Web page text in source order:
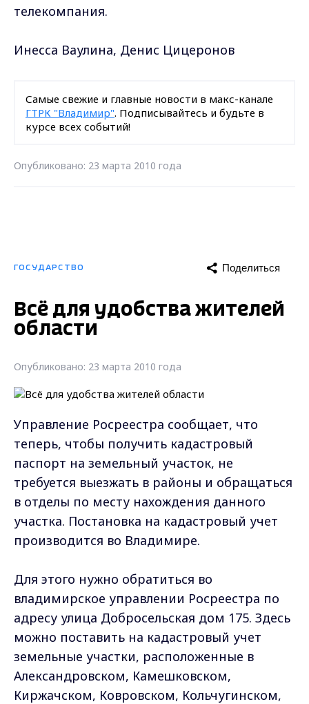
телекомпания.
Инесса Ваулина, Денис Цицеронов
Самые свежие и главные новости в макс-канале
ГТРК "Владимир". Подписывайтесь и будьте в
курсе всех событий!
Опубликовано: 23 марта 2010 года
ГОСУДАРСТВО Поделиться
Всё для удобства жителей
области
Опубликовано: 23 марта 2010 года
Управление Росреестра сообщает, что
теперь, чтобы получить кадастровый
паспорт на земельный участок, не
требуется выезжать в районы и обращаться
в отделы по месту нахождения данного
участка. Постановка на кадастровый учет
производится во Владимире.
Для этого нужно обратиться во
владимирское управлении Росреестра по
адресу улица Добросельская дом 175. Здесь
можно поставить на кадастровый учет
земельные участки, расположенные в
Александровском, Камешковском,
Киржачском, Ковровском, Кольчугинском,